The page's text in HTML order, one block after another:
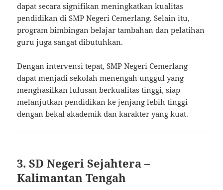
dapat secara signifikan meningkatkan kualitas
pendidikan di SMP Negeri Cemerlang. Selain itu,
program bimbingan belajar tambahan dan pelatihan
guru juga sangat dibutuhkan.
Dengan intervensi tepat, SMP Negeri Cemerlang
dapat menjadi sekolah menengah unggul yang
menghasilkan lulusan berkualitas tinggi, siap
melanjutkan pendidikan ke jenjang lebih tinggi
dengan bekal akademik dan karakter yang kuat.
3. SD Negeri Sejahtera –
Kalimantan Tengah